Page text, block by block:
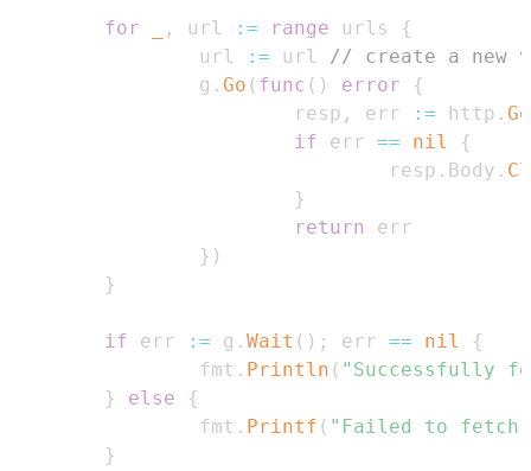
for , url := range urls
{
                url
:= url // create a new
                g
. Go ( func ( ) error
{
                        resp
, err := http .
if err == nil
{
                                resp
. Body .
}
return
} )
}
if err := g . Wait ( ) ; err == nil
{
                fmt
. Println ( "Successfully
}
else
{
                fmt
. Printf ( "Failed to fetch
}